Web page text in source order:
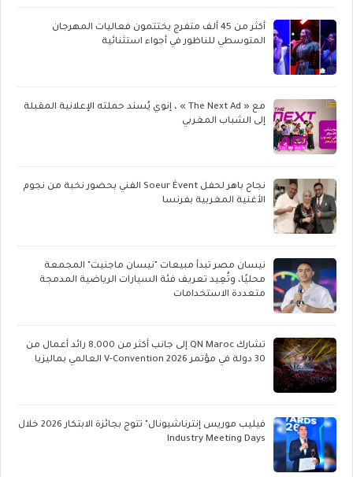
أكثر من 45 ألف متفرج يختتمون فعاليات المهرجان
المتوسطي للناظور في أجواء استثنائية
مع « The Next Ad » ، إنوي يُسند حملته الإعلانية المقبلة
إلى الشباب المغربي
نجاح باهر لحفل Soeur Évent الفني بحضور نخبة من نجوم
الأغنية المغربية بفرنسا
نيسان مصر تبدأ مبيعات "نيسان ماجنيت" المجمعة
محليًا، وتُعِيد تعريف فئة السيارات الرياضية المدمجة
متعددة الاستخدامات
تشارك QN Maroc إلى جانب أكثر من 8,000 رائد أعمال من
30 دولة في مؤتمر V-Convention 2026 العالمي بماليزيا
فيليب موريس إنترناشيونال" تتوج بجائزة الابتكار 2026 خلال
Industry Meeting Days